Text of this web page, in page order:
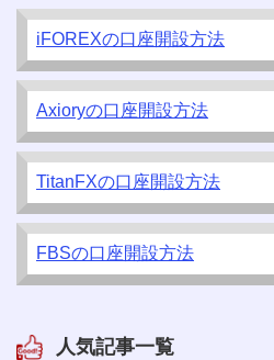
iFOREXの口座開設方法
Axioryの口座開設方法
TitanFXの口座開設方法
FBSの口座開設方法
人気記事一覧